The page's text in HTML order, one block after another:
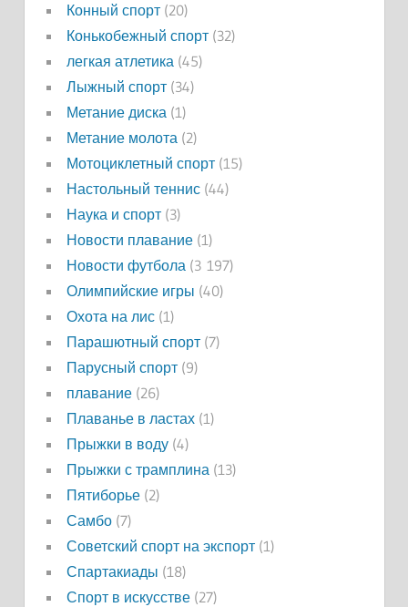
Конный спорт(20)
Конькобежный спорт(32)
легкая атлетика (45)
Лыжный спорт(34)
Метание диска (1)
Метание молота (2)
Мотоциклетный спорт(15)
Настольный теннис(44)
Наука и спорт(3)
Новости плавание(1)
Новости футбола (3 197)
Олимпийские игры (40)
Охота на лис(1)
Парашютный спорт(7)
Парусный спорт(9)
плавание(26)
Плаванье в ластах(1)
Прыжки в воду(4)
Прыжки с трамплина (13)
Пятиборье(2)
Самбо(7)
Советский спорт на экспорт(1)
Спартакиады (18)
Спорт в искусстве(27)